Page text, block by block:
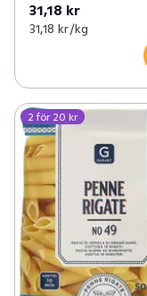
31,18 kr
31,18 kr /kg
2 för 20 kr